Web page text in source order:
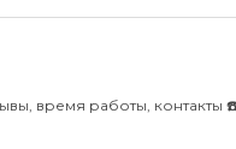
время работы,